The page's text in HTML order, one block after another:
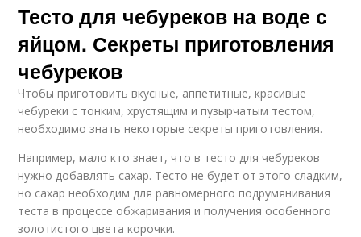
Тесто для чебуреков на воде с
яйцом. Секреты приготовления
чебуреков
Чтобы приготовить вкусные, аппетитные, красивые
чебуреки с тонким, хрустящим и пузырчатым тестом,
необходимо знать некоторые секреты приготовления.
Например, мало кто знает, что в тесто для чебуреков
нужно добавлять сахар. Тесто не будет от этого сладким,
но сахар необходим для равномерного подрумянивания
теста в процессе обжаривания и получения особенного
золотистого цвета корочки.